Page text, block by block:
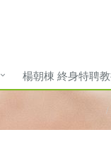
楊朝棟 終身特聘